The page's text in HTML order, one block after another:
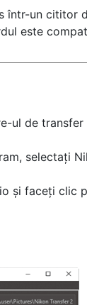
într-un cititor
este
ul de transfer
selectați
și faceți clic